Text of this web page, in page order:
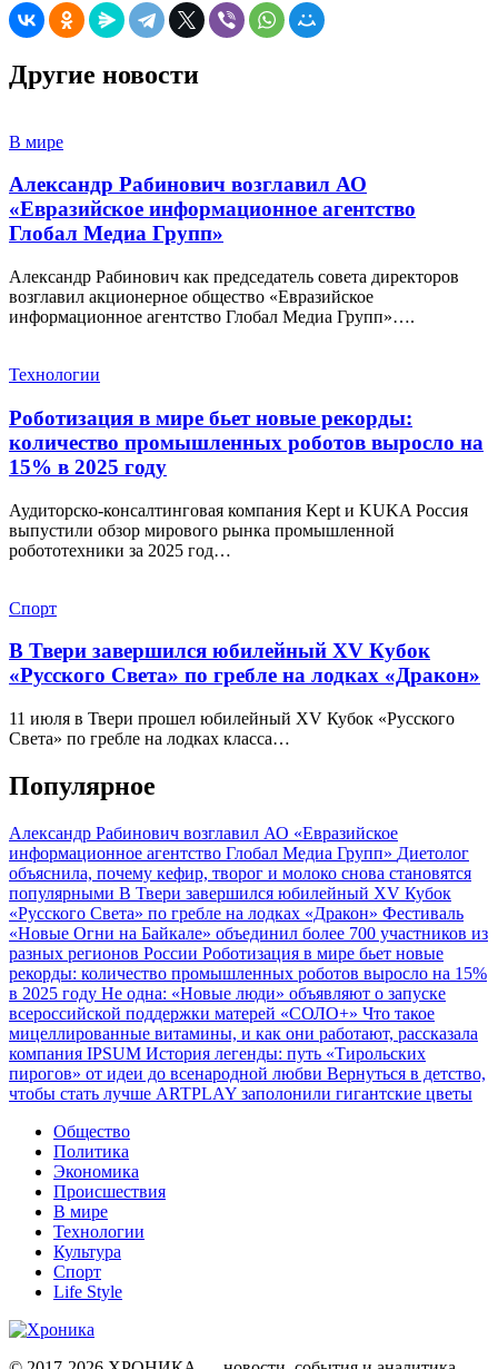
Другие новости
В мире
Александр Рабинович возглавил АО
«Евразийское информационное агентство
Глобал Медиа Групп»
Александр Рабинович как председатель совета директоров
возглавил акционерное общество «Евразийское
информационное агентство Глобал Медиа Групп»….
Технологии
Роботизация в мире бьет новые рекорды:
количество промышленных роботов выросло на
15% в 2025 году
Аудиторско-консалтинговая компания Kept и KUKA Россия
выпустили обзор мирового рынка промышленной
робототехники за 2025 год…
Спорт
В Твери завершился юбилейный XV Кубок
«Русского Света» по гребле на лодках «Дракон»
11 июля в Твери прошел юбилейный XV Кубок «Русского
Света» по гребле на лодках класса…
Популярное
Александр Рабинович возглавил АО «Евразийское
информационное агентство Глобал Медиа Групп» Диетолог
объяснила, почему кефир, творог и молоко снова становятся
популярными В Твери завершился юбилейный XV Кубок
«Русского Света» по гребле на лодках «Дракон» Фестиваль
«Новые Огни на Байкале» объединил более 700 участников из
разных регионов России Роботизация в мире бьет новые
рекорды: количество промышленных роботов выросло на 15%
в 2025 году Не одна: «Новые люди» объявляют о запуске
всероссийской поддержки матерей «СОЛО+» Что такое
мицеллированные витамины, и как они работают, рассказала
компания IPSUM История легенды: путь «Тирольских
пирогов» от идеи до всенародной любви Вернуться в детство,
чтобы стать лучше ARTPLAY заполонили гигантские цветы
Общество
Политика
Экономика
Происшествия
В мире
Технологии
Культура
Спорт
Life Style